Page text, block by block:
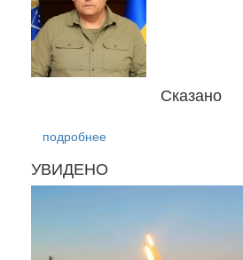
Сказано
подробнее
УВИДЕНО